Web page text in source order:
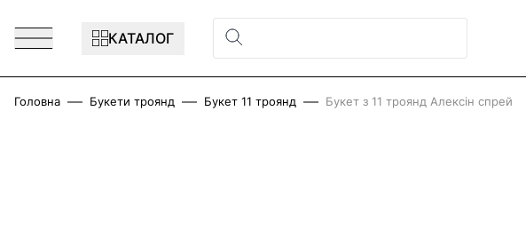
КАТАЛОГ
Головна Букети троянд Букет 11 троянд Букет з 11 троянд Алексін спрей